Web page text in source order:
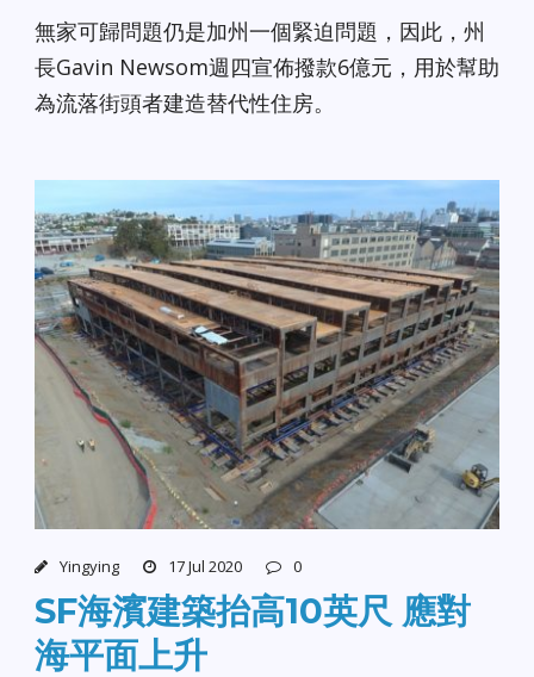
無家可歸問題仍是加州一個緊迫問題，因此，州
長Gavin Newsom週四宣佈撥款6億元，用於幫助
為流落街頭者建造替代性住房。
Yingying 17 Jul 2020 0
SF海濱建築抬高10英尺 應對
海平面上升